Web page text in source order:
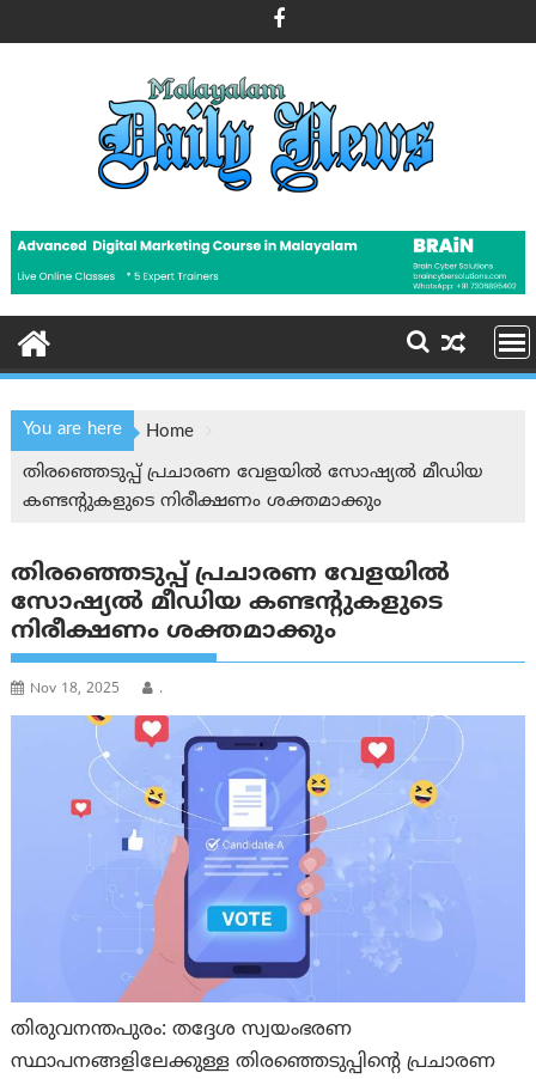
to
You are here
Home
തിരഞ്ഞെടുപ്പ് പ്രചാരണ വേളയില്‍ സോഷ്യൽ മീഡിയ
കണ്ടന്റുകളുടെ നിരീക്ഷണം ശക്തമാക്കും
തിരഞ്ഞെടുപ്പ് പ്രചാരണ വേളയില്‍
സോഷ്യൽ മീഡിയ കണ്ടന്റുകളുടെ
നിരീക്ഷണം ശക്തമാക്കും
Nov 18, 2025 .
തിരുവനന്തപുരം: തദ്ദേശ സ്വയംഭരണ
സ്ഥാപനങ്ങളിലേക്കുള്ള തിരഞ്ഞെടുപ്പിന്റെ പ്രചാരണ